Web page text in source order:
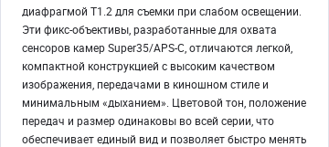
диафрагмой T1.2 для съемки при слабом освещении.
Эти фикс-объективы, разработанные для охвата
сенсоров камер Super35/APS-C, отличаются легкой,
компактной конструкцией с высоким качеством
изображения, передачами в киношном стиле и
минимальным «дыханием». Цветовой тон, положение
передач и размер одинаковы во всей серии, что
обеспечивает единый вид и позволяет быстро менять